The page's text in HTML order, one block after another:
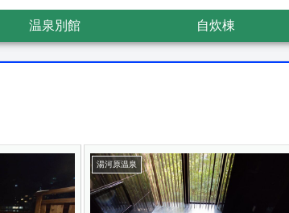
温泉別館 自炊棟
湯河原温泉